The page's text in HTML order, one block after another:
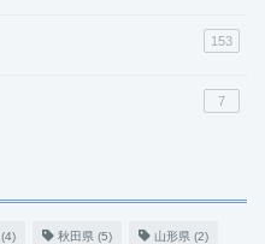
153
7
(4) 秋田県 (5) 山形県 (2)